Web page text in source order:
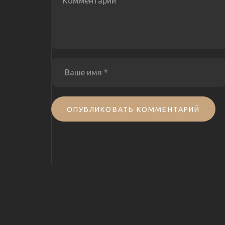
ОПУБЛИКОВАТЬ КОММЕНТАРИЙ